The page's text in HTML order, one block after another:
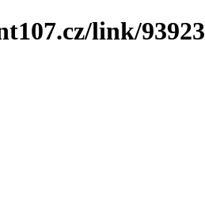
link/93923